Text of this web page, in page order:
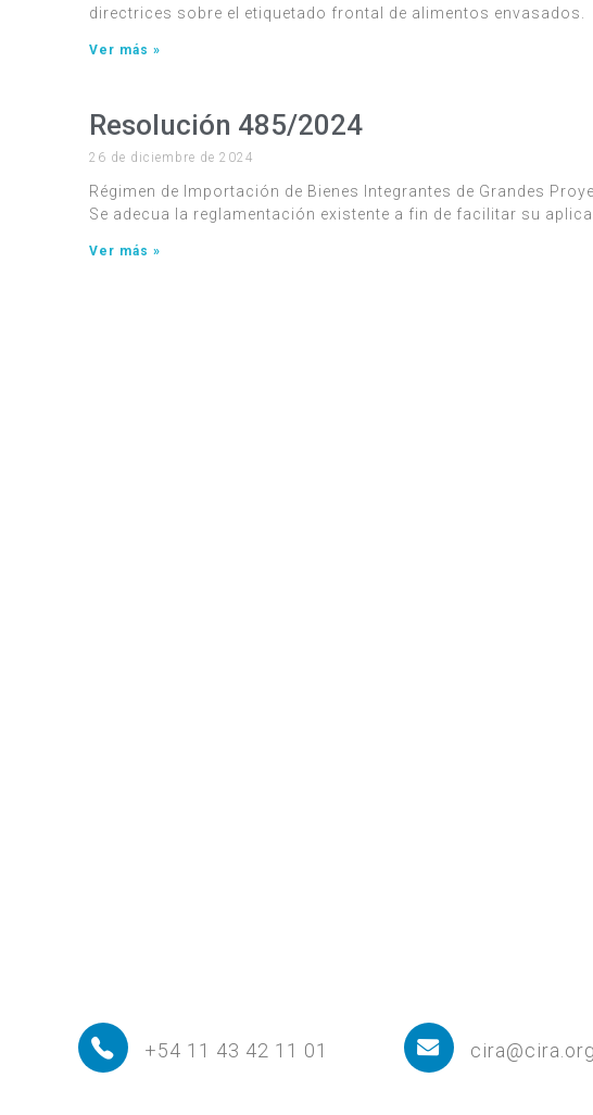
directrices sobre el etiquetado frontal de alimentos envasados.
Ver más »
Resolución 485/2024
26 de diciembre de 2024
Régimen de Importación de Bienes Integrantes de Grandes
Se adecua la reglamentación existente a fin de facilitar su
Ver más »
+54 11 43 42 11 01